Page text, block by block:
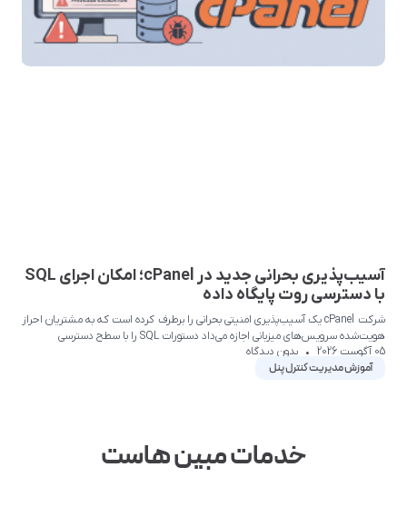
آموزش مدیریت کنترل پنل
آسیب‌پذیری بحرانی جدید در cPanel؛ امکان اجرای SQL
با دسترسی روت پایگاه داده
شرکت cPanel یک آسیب‌پذیری امنیتی بحرانی را برطرف کرده است که به مشتریان احراز
هویت‌شده سرویس‌های میزبانی اجازه می‌داد دستورات SQL را با سطح دسترسی
05 آگوست 2026
بدون دیدگاه
خدمات مبین هاست